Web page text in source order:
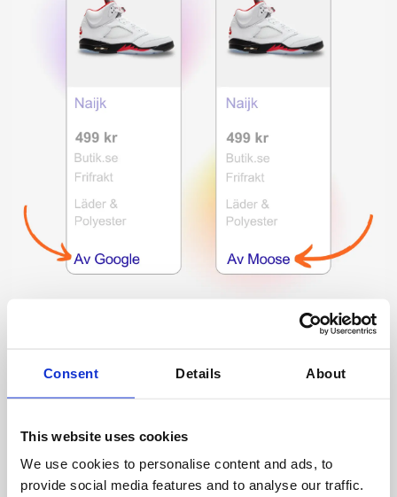
Consent Details About
This website uses cookies
We use cookies to personalise content and ads, to
provide social media features and to analyse our traffic.
0% av annonskostnad
Bara €19/månad fast pris
Enkelt att byta till
30 dagar gratis provperiod